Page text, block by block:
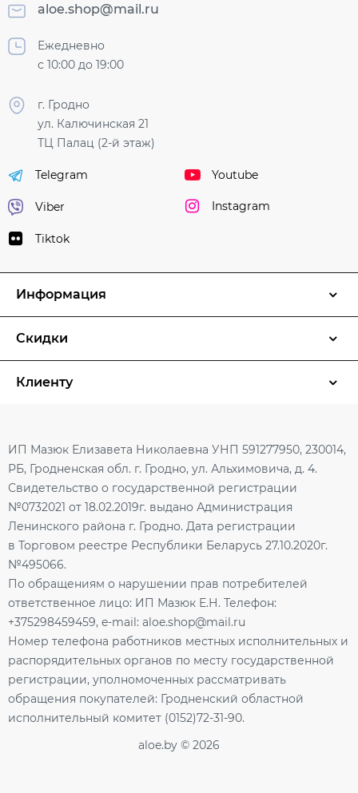
aloe.shop@mail.ru
Ежедневно
с 10:00 до 19:00
г. Гродно
ул. Калючинская 21
ТЦ Палац (2-й этаж)
Telegram
Viber
Tiktok
Youtube
Instagram
Информация
Скидки
Клиенту
ИП Мазюк Елизавета Николаевна УНП 591277950, 230014,
РБ, Гродненская обл. г. Гродно, ул. Альхимовича, д. 4.
Свидетельство о государственной регистрации
№0732021 от 18.02.2019г. выдано Администрация
Ленинского района г. Гродно. Дата регистрации
в Торговом реестре Республики Беларусь 27.10.2020г.
№495066.
По обращениям о нарушении прав потребителей
ответственное лицо: ИП Мазюк Е.Н. Телефон:
+375298459459, e-mail: aloe.shop@mail.ru
Номер телефона работников местных исполнительных и
распорядительных органов по месту государственной
регистрации, уполномоченных рассматривать
обращения покупателей: Гродненский областной
исполнительный комитет (0152)72-31-90.
aloe.by © 2026